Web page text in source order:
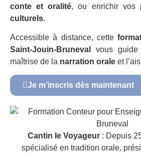
conte et oralité, ou enrichir vos
culturels.
Accessible à distance, cette
Saint-Jouin-Bruneval
vous
maîtrise de la narration orale et
Je m’inscris dès maintenant
Cantin le Voyageur : Depuis
spécialisé en tradition orale,